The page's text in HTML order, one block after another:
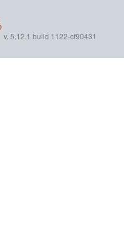
v. 5.12.1 build 1122-cf90431